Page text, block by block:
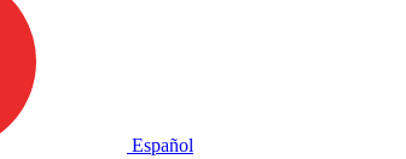
Español